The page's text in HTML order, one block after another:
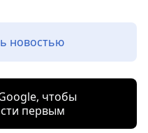
новостью
чтобы
первым